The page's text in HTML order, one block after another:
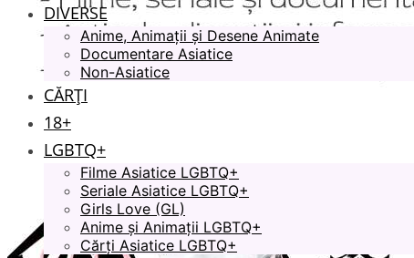
DIVERSE
Anime, Animații și Desene Animate
Documentare Asiatice
Non-Asiatice
CĂRȚI
18+
LGBTQ+
Filme Asiatice LGBTQ+
Seriale Asiatice LGBTQ+
Girls Love (GL)
Anime și Animații LGBTQ+
Cărți Asiatice LGBTQ+